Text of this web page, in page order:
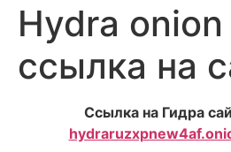
Hydra onion
ссылка на
Ссылка на Гидра